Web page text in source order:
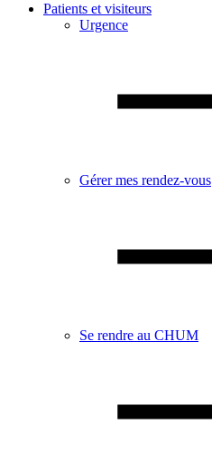
Patients et visiteurs
Urgence
Gérer mes rendez-vous
Se rendre au CHUM